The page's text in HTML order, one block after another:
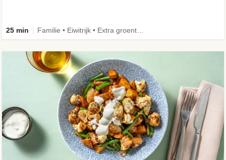
25 min